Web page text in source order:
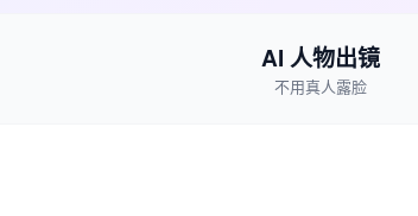
AI 人物出镜
不用真人露脸